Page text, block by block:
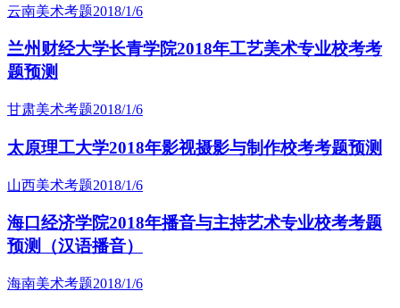
云南美术考题2018/1/6
兰州财经大学长青学院2018年工艺美术专业校考考
题预测
甘肃美术考题2018/1/6
太原理工大学2018年影视摄影与制作校考考题预测
山西美术考题2018/1/6
海口经济学院2018年播音与主持艺术专业校考考题
预测（汉语播音）
海南美术考题2018/1/6